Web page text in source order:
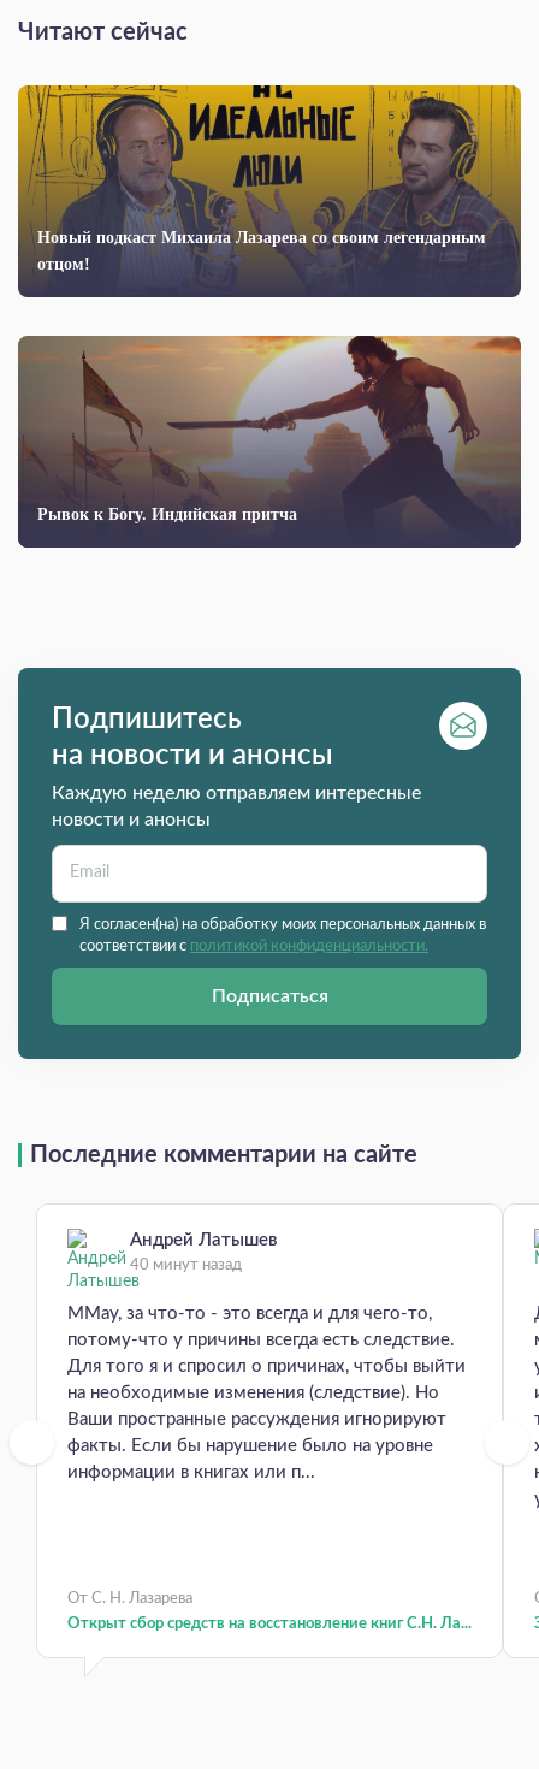
Читают сейчас
Новый подкаст Михаила Лазарева со своим легендарным
отцом!
Рывок к Богу. Индийская притча
Подпишитесь
на новости и анонсы
Каждую неделю отправляем интересные
новости и анонсы
Я согласен(на) на обработку моих персональных данных в
соответствии с политикой конфиденциальности.
Подписаться
Последние комментарии на сайте
Андрей Латышев
40 минут назад
MMay, за что-то - это всегда и для чего-то,
потому-что у причины всегда есть следствие.
Для того я и спросил о причинах, чтобы выйти
на необходимые изменения (следствие). Но
Ваши пространные рассуждения игнорируют
факты. Если бы нарушение было на уровне
информации в книгах или п...
От С. Н. Лазарева
Открыт сбор средств на восстановление книг С.Н. Ла...